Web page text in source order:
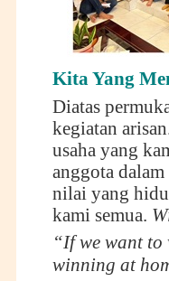
Kita Yang
Diatas
kegiatan
usaha yang
anggota
nilai yang
kami semua.
“If we want
winning at